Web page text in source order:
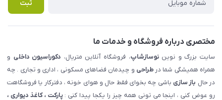
ثبت
مختصری درباره فروشگاه و خدمات ما
سایت بزرگ و نویننوسازشاپ، فروشگاه آنلاین متریال، دکوراسیون داخلی و
همراه همیشگی شما درطراحی و چیدمان فضاهای مسکونی ، اداری و تجاری . چه
در حال باز سازی باشی چه بخوای فقط حال و هوای خونه ، دفترکار یا فروشگاهت
رو عوض کنی ، اینجا می تونی همه چیز را یکجا پیدا کنی :پارکت ، کاغذ دیواری ،